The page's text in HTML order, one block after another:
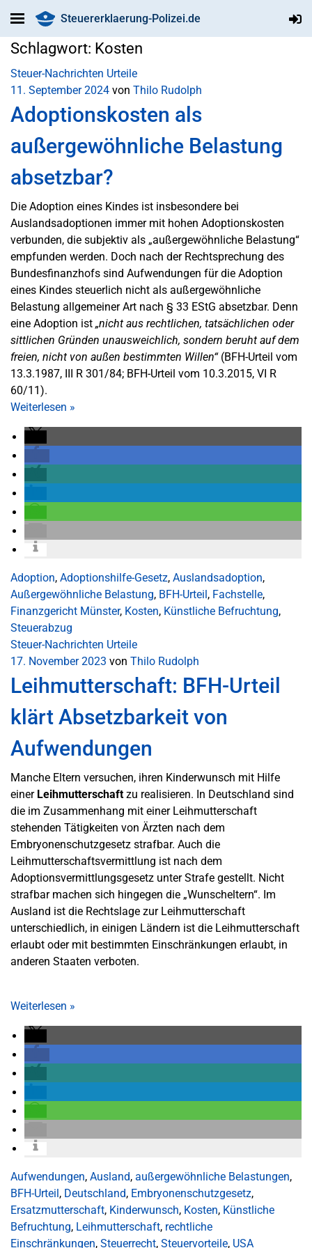
Steuererklaerung-Polizei.de
Schlagwort: Kosten
Steuer-Nachrichten Urteile
11. September 2024 von Thilo Rudolph
Adoptionskosten als
außergewöhnliche Belastung
absetzbar?
Die Adoption eines Kindes ist insbesondere bei
Auslandsadoptionen immer mit hohen Adoptionskosten
verbunden, die subjektiv als „außergewöhnliche Belastung“
empfunden werden. Doch nach der Rechtsprechung des
Bundesfinanzhofs sind Aufwendungen für die Adoption
eines Kindes steuerlich nicht als außergewöhnliche
Belastung allgemeiner Art nach § 33 EStG absetzbar. Denn
eine Adoption ist „nicht aus rechtlichen, tatsächlichen oder
sittlichen Gründen unausweichlich, sondern beruht auf dem
freien, nicht von außen bestimmten Willen“ (BFH-Urteil vom
13.3.1987, III R 301/84; BFH-Urteil vom 10.3.2015, VI R
60/11).
Weiterlesen »
Adoption, Adoptionshilfe-Gesetz, Auslandsadoption,
Außergewöhnliche Belastung, BFH-Urteil, Fachstelle,
Finanzgericht Münster, Kosten, Künstliche Befruchtung,
Steuerabzug
Steuer-Nachrichten Urteile
17. November 2023 von Thilo Rudolph
Leihmutterschaft: BFH-Urteil
klärt Absetzbarkeit von
Aufwendungen
Manche Eltern versuchen, ihren Kinderwunsch mit Hilfe
einer Leihmutterschaftzu realisieren. In Deutschland sind
die im Zusammenhang mit einer Leihmutterschaft
stehenden Tätigkeiten von Ärzten nach dem
Embryonenschutzgesetz strafbar. Auch die
Leihmutterschaftsvermittlung ist nach dem
Adoptionsvermittlungsgesetz unter Strafe gestellt. Nicht
strafbar machen sich hingegen die „Wunscheltern“. Im
Ausland ist die Rechtslage zur Leihmutterschaft
unterschiedlich, in einigen Ländern ist die Leihmutterschaft
erlaubt oder mit bestimmten Einschränkungen erlaubt, in
anderen Staaten verboten.
Weiterlesen »
Aufwendungen, Ausland, außergewöhnliche Belastungen,
BFH-Urteil, Deutschland, Embryonenschutzgesetz,
Ersatzmutterschaft, Kinderwunsch, Kosten, Künstliche
Befruchtung, Leihmutterschaft, rechtliche
Einschränkungen, Steuerrecht, Steuervorteile, USA